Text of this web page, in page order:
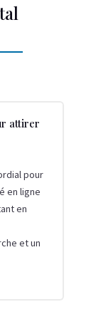
attirer
pour
en ligne
en
et un